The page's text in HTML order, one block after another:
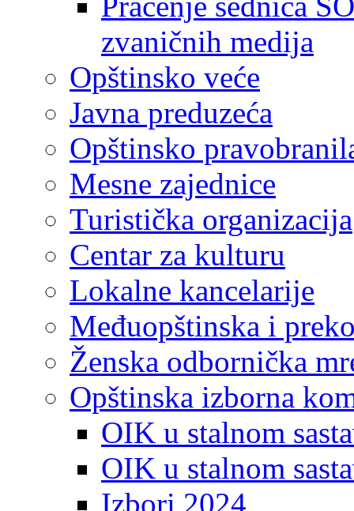
zvaničnih medija
Opštinsko veće
Javna preduzeća
Opštinsko
Mesne zajednice
Turistička organizacija
Centar za kulturu
Lokalne kancelarije
Međuopštinska i
Ženska odbornička
Opštinska izborna
OIK u stalnom
OIK u stalnom
Izbori 2024